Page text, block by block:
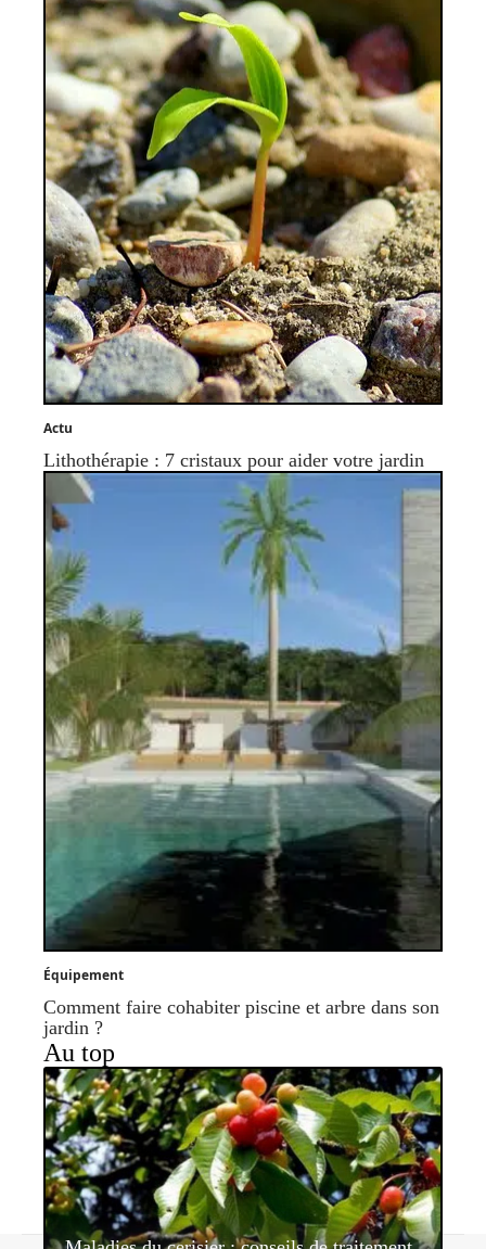
Actu
Lithothérapie : 7 cristaux pour aider votre jardin
Équipement
Comment faire cohabiter piscine et arbre dans son
jardin ?
Au top